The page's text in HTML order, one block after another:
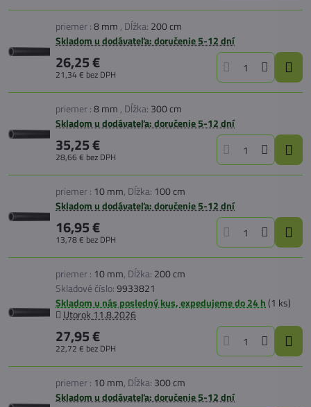
priemer :8 mm , Dĺžka: 200 cm
Skladom u dodávateľa: doručenie 5-12 dní
26,25 €
21,34 € bez DPH
priemer :8 mm , Dĺžka: 300 cm
Skladom u dodávateľa: doručenie 5-12 dní
35,25 €
28,66 € bez DPH
priemer : 10 mm, Dĺžka: 100 cm
Skladom u dodávateľa: doručenie 5-12 dní
16,95 €
13,78 € bez DPH
priemer : 10 mm, Dĺžka: 200 cm
Skladové číslo:9933821
Skladom u nás posledný kus, expedujeme do 24 h(1 ks)
Utorok 11.8.2026
27,95 €
22,72 € bez DPH
priemer : 10 mm, Dĺžka: 300 cm
Skladom u dodávateľa: doručenie 5-12 dní